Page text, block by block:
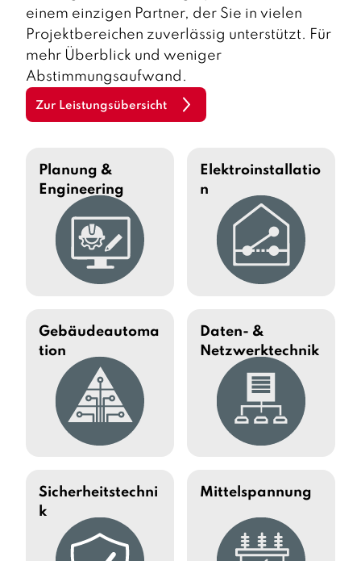
einem einzigen Partner, der Sie in vielen
Projektbereichen zuverlässig unterstützt. Für
mehr Überblick und weniger
Abstimmungsaufwand.
Zur Leistungsübersicht
Planung &
Engineering
Elektroinstallatio
n
Gebäudeautoma
tion
Daten- &
Netzwerktechnik
Sicherheitstechni
k
Mittelspannung